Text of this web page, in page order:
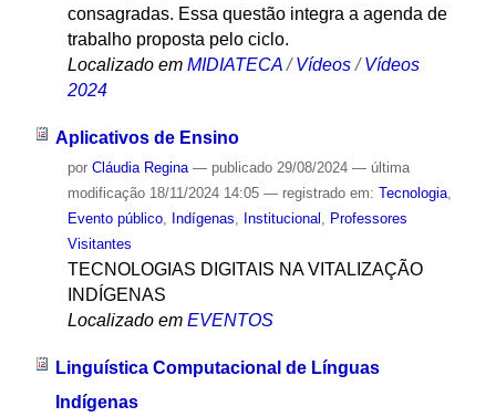
consagradas. Essa questão integra a agenda de
trabalho proposta pelo ciclo.
Localizado em MIDIATECA / Vídeos / Vídeos
2024
Aplicativos de Ensino
por Cláudia Regina — publicado29/08/2024 — última
modificação18/11/2024 14:05 — registrado em: Tecnologia,
Evento público, Indígenas, Institucional , Professores
Visitantes
TECNOLOGIAS DIGITAIS NA VITALIZAÇÃO
INDÍGENAS
Localizado em EVENTOS
Linguística Computacional de Línguas
Indígenas